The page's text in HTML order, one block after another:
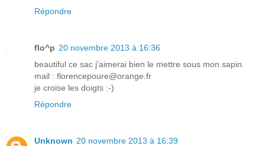
Répondre
flo^p 20 novembre 2013 à 16:36
beautiful ce sac j'aimerai bien le mettre sous mon sapin.
mail : florencepoure@orange.fr
je croise les doigts :-)
Répondre
Unknown 20 novembre 2013 à 16:39